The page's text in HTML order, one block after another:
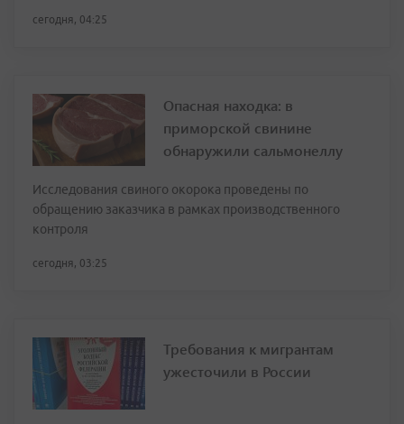
сегодня, 04:25
Опасная находка: в
приморской свинине
обнаружили сальмонеллу
Исследования свиного окорока проведены по
обращению заказчика в рамках производственного
контроля
сегодня, 03:25
Требования к мигрантам
ужесточили в России